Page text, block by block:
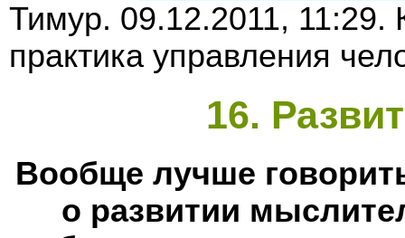
Тимур. 09.12.2011, 11:29.
практика управления
16.
Вообще лучше
о развитии